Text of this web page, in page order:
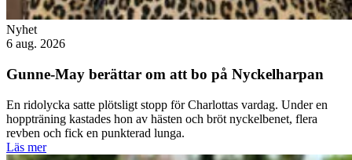
Nyhet
6 aug. 2026
Gunne-May berättar om att bo på Nyckelharpan
En ridolycka satte plötsligt stopp för Charlottas vardag. Under en
hoppträning kastades hon av hästen och bröt nyckelbenet, flera
revben och fick en punkterad lunga.
Läs mer